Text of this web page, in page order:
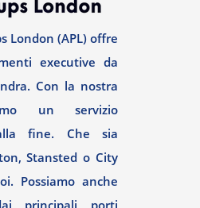
London (APL) offre
executive da
Con la nostra
un servizio
fine. Che sia
Stansted o City
Possiamo anche
principali porti